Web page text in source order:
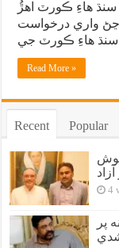
هاءِ ڪورٽ اهڙُ
واري درخواست
Read More »
Recent Popular
4
پر